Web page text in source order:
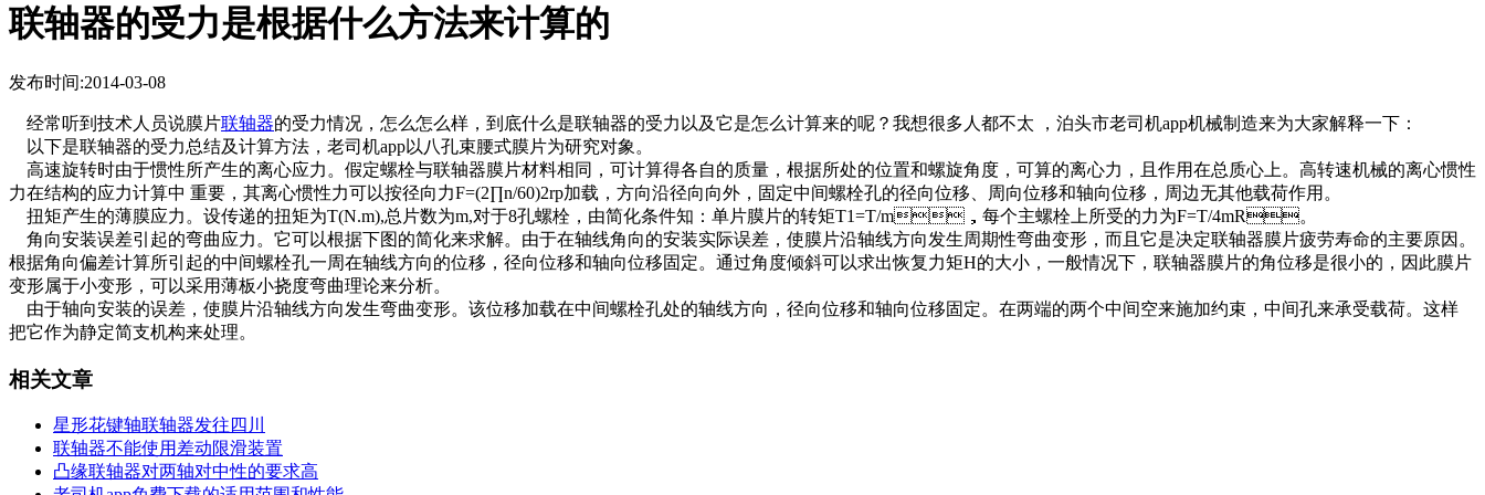
联轴器的受力是根据什么方法来计算的
发布时间:2014-03-08
经常听到技术人员说膜片联轴器的受力情况，怎么怎么样，到底什么是联轴器的受力以及它是怎么计算来的呢？我想很多人都不太 ，泊头市老司机app机械制造来为大家解释一下：
以下是联轴器的受力总结及计算方法，老司机app以八孔束腰式膜片为研究对象。
高速旋转时由于惯性所产生的离心应力。假定螺栓与联轴器膜片材料相同，可计算得各自的质量，根据所处的位置和螺旋角度，可算的离心力，且作用在总质心上。高转速机械的离心惯性
力在结构的应力计算中 重要，其离心惯性力可以按径向力F=(2∏n/60)2rp加载，方向沿径向向外，固定中间螺栓孔的径向位移、周向位移和轴向位移，周边无其他载荷作用。
扭矩产生的薄膜应力。设传递的扭矩为T(N.m),总片数为m,对于8孔螺栓，由简化条件知：单片膜片的转矩T1=T/m，每个主螺栓上所受的力为F=T/4mR。
角向安装误差引起的弯曲应力。它可以根据下图的简化来求解。由于在轴线角向的安装实际误差，使膜片沿轴线方向发生周期性弯曲变形，而且它是决定联轴器膜片疲劳寿命的主要原因。
根据角向偏差计算所引起的中间螺栓孔一周在轴线方向的位移，径向位移和轴向位移固定。通过角度倾斜可以求出恢复力矩H的大小，一般情况下，联轴器膜片的角位移是很小的，因此膜片
变形属于小变形，可以采用薄板小挠度弯曲理论来分析。
由于轴向安装的误差，使膜片沿轴线方向发生弯曲变形。该位移加载在中间螺栓孔处的轴线方向，径向位移和轴向位移固定。在两端的两个中间空来施加约束，中间孔来承受载荷。这样
把它作为静定简支机构来处理。
相关文章
星形花键轴联轴器发往四川
联轴器不能使用差动限滑装置
凸缘联轴器对两轴对中性的要求高